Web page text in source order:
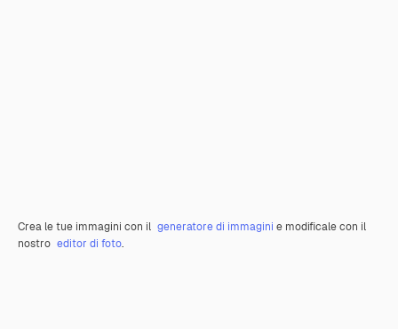
Crea le tue immagini con il generatore di immagini e modificale con il
nostro editor di foto.